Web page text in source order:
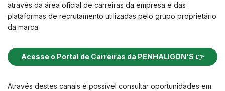
através da área oficial de carreiras da empresa e das
plataformas de recrutamento utilizadas pelo grupo proprietário
da marca.
Acesse o Portal de Carreiras da PENHALIGON'S 👉
Através destes canais é possível consultar oportunidades em